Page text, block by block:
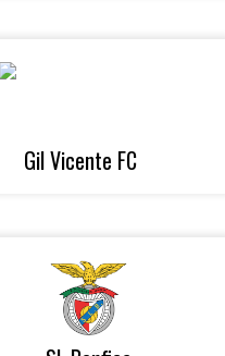
Gil Vicente FC